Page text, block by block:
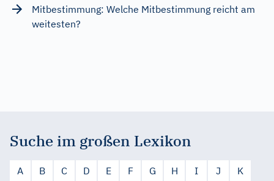
Mitbestimmung: Welche Mitbestimmung reicht am
weitesten?
Suche im großen Lexikon
A B C D E F G H I J
K